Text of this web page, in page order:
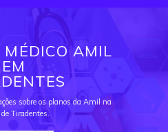
MÉDICO AMIL
EM
sobre os planos da Amil na
de Tiradentes.